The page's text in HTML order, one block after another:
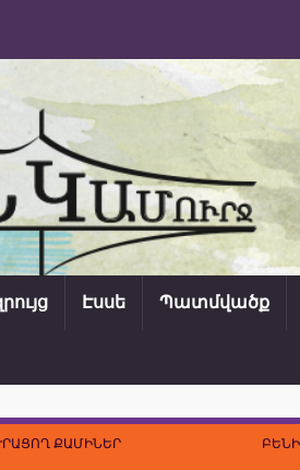
Էսսե Պատմվածք
ՔԱՄԻՆԵՐ